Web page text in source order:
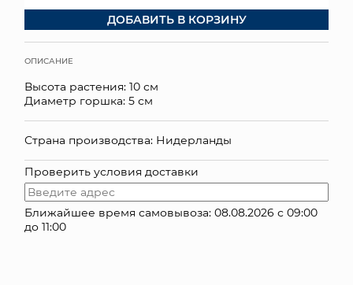
ПОДАРОЧНЫЕ КАРТЫ
ОПТОВЫМ КЛИЕНТАМ
ДОСТАВКА И ОПЛАТА
ДОБАВИТЬ В КОРЗИНУ
ОПИСАНИЕ
Высота растения: 10 см
Диаметр горшка: 5 см
Страна производства: Нидерланды
Проверить условия доставки
Ближайшее время самовывоза: 08.08.2026 с 09:00
до 11:00